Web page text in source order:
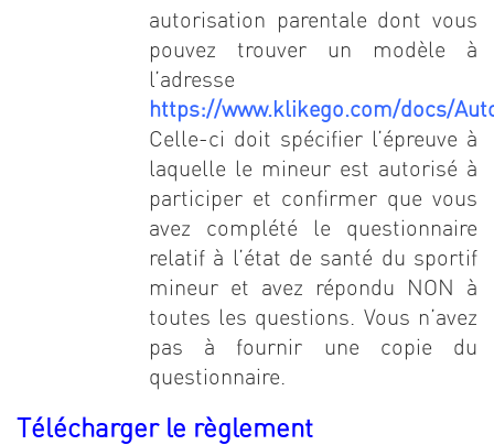
autorisation parentale dont vous
pouvez trouver un modèle à
l’adresse
https://www.klikego.com/docs/
Celle-ci doit spécifier l’épreuve à
laquelle le mineur est autorisé à
participer et confirmer que vous
avez complété le questionnaire
relatif à l’état de santé du sportif
mineur et avez répondu NON à
toutes les questions. Vous n’avez
pas à fournir une copie du
questionnaire.
Télécharger le règlement